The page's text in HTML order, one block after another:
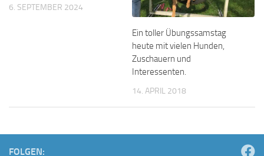
6. SEPTEMBER 2024
Ein toller Übungssamstag
heute mit vielen Hunden,
Zuschauern und
Interessenten.
14. APRIL 2018
FOLGEN: